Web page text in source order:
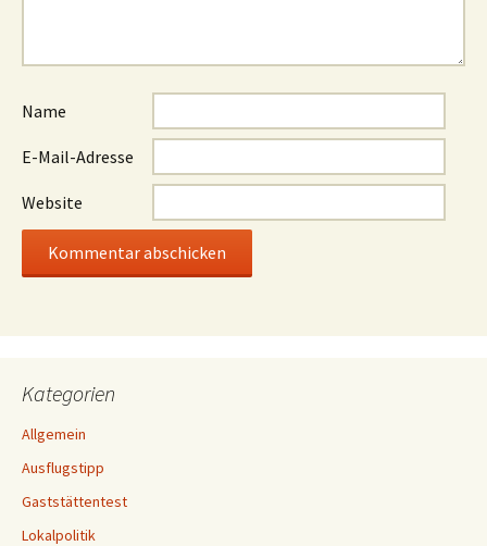
Name
E-Mail-Adresse
Website
Kategorien
Allgemein
Ausflugstipp
Gaststättentest
Lokalpolitik